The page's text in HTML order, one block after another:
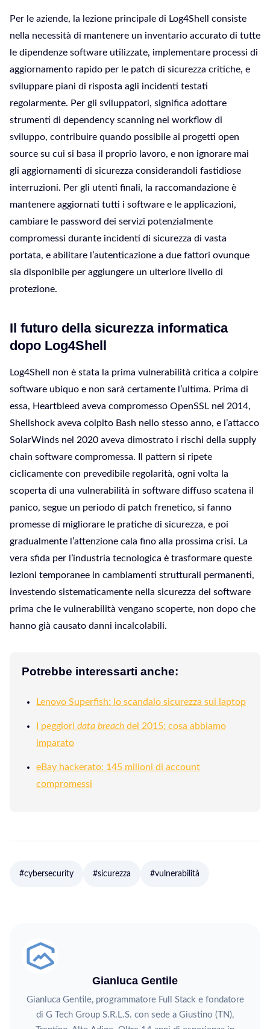
Per le aziende, la lezione principale di Log4Shell consiste
nella necessità di mantenere un inventario accurato di tutte
le dipendenze software utilizzate, implementare processi di
aggiornamento rapido per le patch di sicurezza critiche, e
sviluppare piani di risposta agli incidenti testati
regolarmente. Per gli sviluppatori, significa adottare
strumenti di dependency scanning nei workflow di
sviluppo, contribuire quando possibile ai progetti open
source su cui si basa il proprio lavoro, e non ignorare mai
gli aggiornamenti di sicurezza considerandoli fastidiose
interruzioni. Per gli utenti finali, la raccomandazione è
mantenere aggiornati tutti i software e le applicazioni,
cambiare le password dei servizi potenzialmente
compromessi durante incidenti di sicurezza di vasta
portata, e abilitare l’autenticazione a due fattori ovunque
sia disponibile per aggiungere un ulteriore livello di
protezione.
Il futuro della sicurezza informatica
dopo Log4Shell
Log4Shell non è stata la prima vulnerabilità critica a colpire
software ubiquo e non sarà certamente l’ultima. Prima di
essa, Heartbleed aveva compromesso OpenSSL nel 2014,
Shellshock aveva colpito Bash nello stesso anno, e l’attacco
SolarWinds nel 2020 aveva dimostrato i rischi della supply
chain software compromessa. Il pattern si ripete
ciclicamente con prevedibile regolarità, ogni volta la
scoperta di una vulnerabilità in software diffuso scatena il
panico, segue un periodo di patch frenetico, si fanno
promesse di migliorare le pratiche di sicurezza, e poi
gradualmente l’attenzione cala fino alla prossima crisi. La
vera sfida per l’industria tecnologica è trasformare queste
lezioni temporanee in cambiamenti strutturali permanenti,
investendo sistematicamente nella sicurezza del software
prima che le vulnerabilità vengano scoperte, non dopo che
hanno già causato danni incalcolabili.
Potrebbe interessarti anche:
Lenovo Superfish: lo scandalo sicurezza sui laptop
I peggiori data breach del 2015: cosa abbiamo
imparato
eBay hackerato: 145 milioni di account
compromessi
#cybersecurity #sicurezza #vulnerabilità
Gianluca Gentile
Gianluca Gentile, programmatore Full Stack e fondatore
di G Tech Group S.R.L.S. con sede a Giustino (TN),